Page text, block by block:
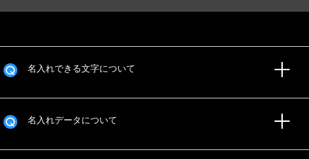
名入れできる文字について
名入れデータについて